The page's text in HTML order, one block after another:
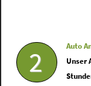
2
Auto
Unser